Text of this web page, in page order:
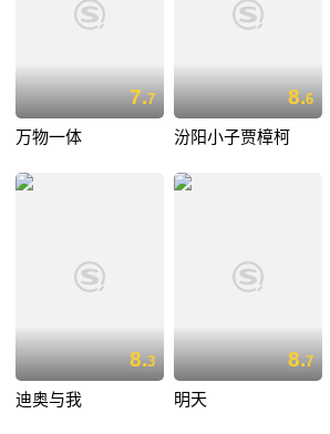
7.7
万物一体
8.6
汾阳小子贾樟柯
8.3
迪奥与我
8.7
明天